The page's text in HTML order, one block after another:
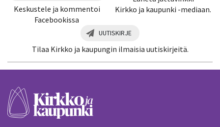
Keskustele ja kommentoi
Facebookissa
Kirkko ja kaupunki -mediaan.
UUTISKIRJE
Tilaa Kirkko ja kaupungin ilmaisia uutiskirjeitä.